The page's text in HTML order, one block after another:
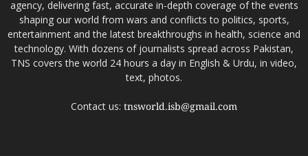
agency, delivering fast, accurate in-depth coverage of the events
shaping our world from wars and conflicts to politics, sports,
entertainment and the latest breakthroughs in health, science and
technology. With dozens of journalists spread across Pakistan,
TNS covers the world 24 hours a day in English & Urdu, in video,
text, photos.
Contact us: tnsworld.isb@gmail.com